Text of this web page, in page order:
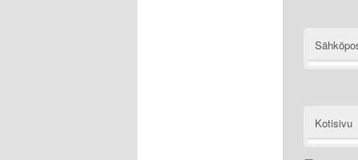
Kotisivu